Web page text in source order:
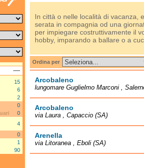
In città o nelle località di vacanza,
serata in compagnia od una
per impiegare costruttivamente il
hobby, imparando a ballare o a
Ordina per
Arcobaleno
lungomare Guglielmo Marconi ,
Arcobaleno
via Laura , Capaccio (SA)
Arenella
via Litoranea , Eboli (SA)
15
6
2
0
0
4
0
1
90